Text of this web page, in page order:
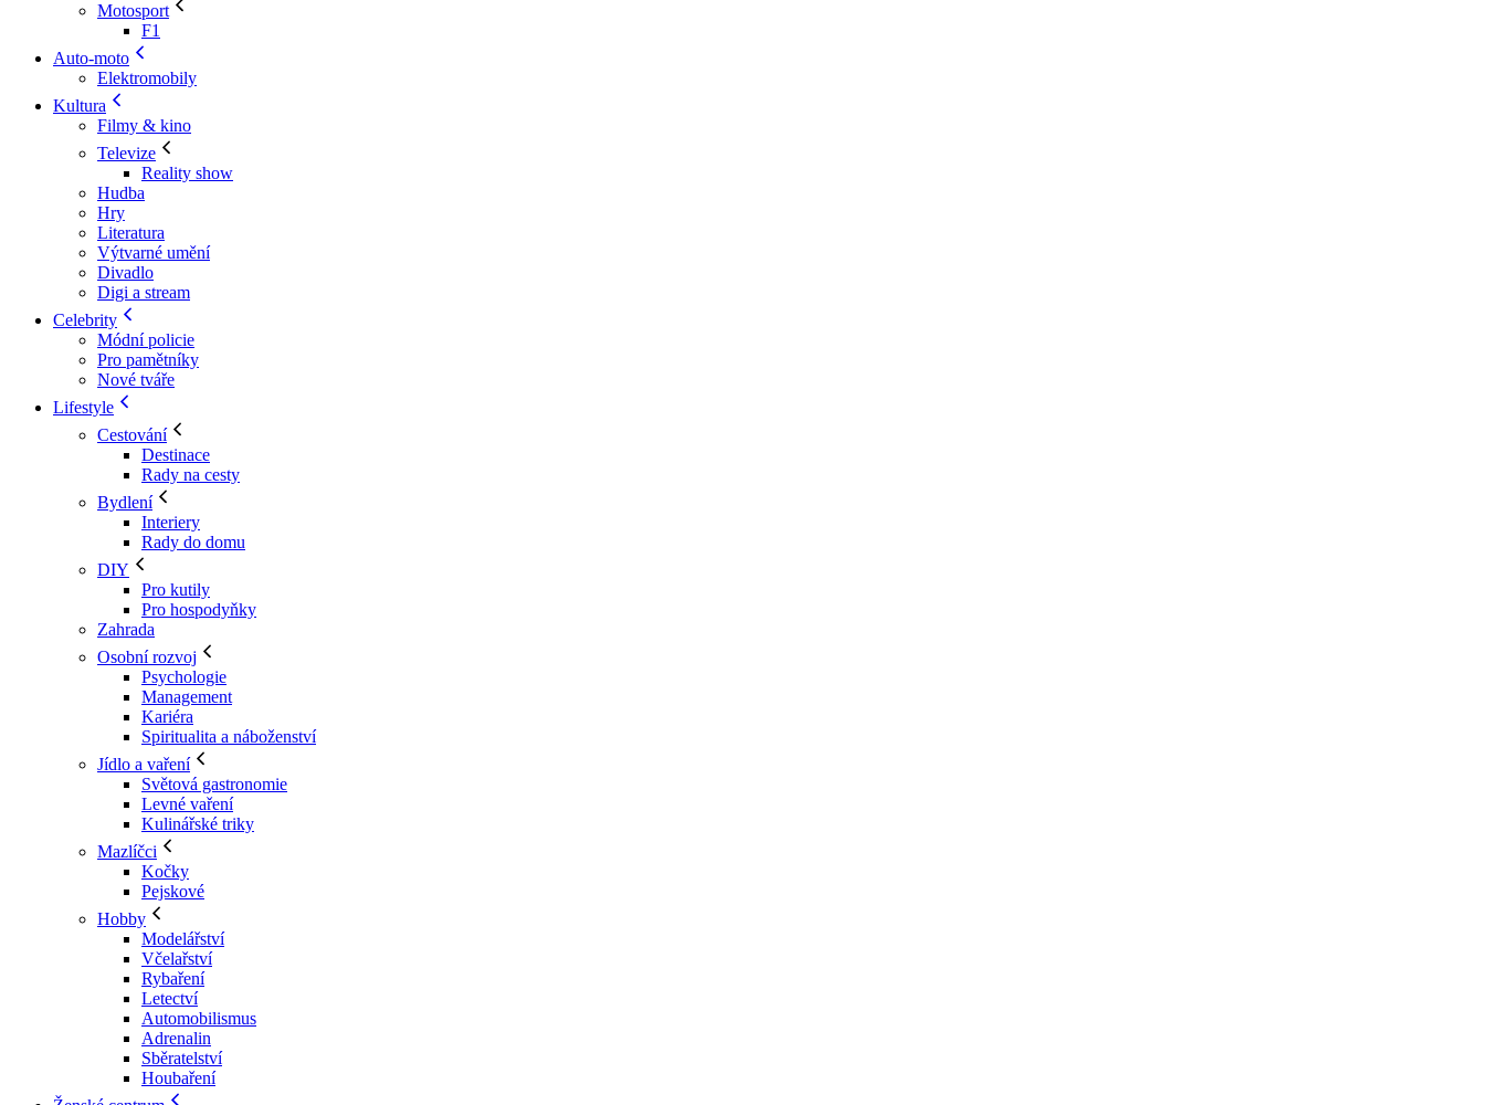
Motosport
F1
Auto-moto
Elektromobily
Kultura
Filmy & kino
Televize
Reality show
Hudba
Hry
Literatura
Výtvarné umění
Divadlo
Digi a stream
Celebrity
Módní policie
Pro pamětníky
Nové tváře
Lifestyle
Cestování
Destinace
Rady na cesty
Bydlení
Interiery
Rady do domu
DIY
Pro kutily
Pro hospodyňky
Zahrada
Osobní rozvoj
Psychologie
Management
Kariéra
Spiritualita a náboženství
Jídlo a vaření
Světová gastronomie
Levné vaření
Kulinářské triky
Mazlíčci
Kočky
Pejskové
Hobby
Modelářství
Včelařství
Rybaření
Letectví
Automobilismus
Adrenalin
Sběratelství
Houbaření